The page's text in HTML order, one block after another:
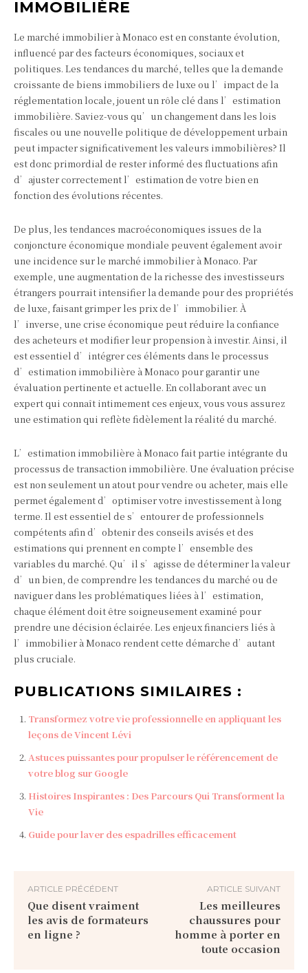
IMMOBILIÈRE
Le marché immobilier à Monaco est en constante évolution,
influencé par des facteurs économiques, sociaux et
politiques. Les tendances du marché, telles que la demande
croissante de biens immobiliers de luxe ou l’impact de la
réglementation locale, jouent un rôle clé dans l’estimation
immobilière. Saviez-vous qu’un changement dans les lois
fiscales ou une nouvelle politique de développement urbain
peut impacter significativement les valeurs immobilières? Il
est donc primordial de rester informé des fluctuations afin
d’ajuster correctement l’estimation de votre bien en
fonction des évolutions récentes.
De plus, les tendances macroéconomiques issues de la
conjoncture économique mondiale peuvent également avoir
une incidence sur le marché immobilier à Monaco. Par
exemple, une augmentation de la richesse des investisseurs
étrangers pourrait intensifier la demande pour des propriétés
de luxe, faisant grimper les prix de l’immobilier. À
l’inverse, une crise économique peut réduire la confiance
des acheteurs et modifier leur propension à investir. Ainsi, il
est essentiel d’intégrer ces éléments dans le processus
d’estimation immobilière à Monaco pour garantir une
évaluation pertinente et actuelle. En collaborant avec un
expert qui connaît intimement ces enjeux, vous vous assurez
une estimation qui reflète fidèlement la réalité du marché.
L’estimation immobilière à Monaco fait partie intégrante du
processus de transaction immobilière. Une évaluation précise
est non seulement un atout pour vendre ou acheter, mais elle
permet également d’optimiser votre investissement à long
terme. Il est essentiel de s’entourer de professionnels
compétents afin d’obtenir des conseils avisés et des
estimations qui prennent en compte l’ensemble des
variables du marché. Qu’il s’agisse de déterminer la valeur
d’un bien, de comprendre les tendances du marché ou de
naviguer dans les problématiques liées à l’estimation,
chaque élément doit être soigneusement examiné pour
prendre une décision éclairée. Les enjeux financiers liés à
l’immobilier à Monaco rendent cette démarche d’autant
plus cruciale.
PUBLICATIONS SIMILAIRES :
Transformez votre vie professionnelle en appliquant les
leçons de Vincent Lévi
Astuces puissantes pour propulser le référencement de
votre blog sur Google
Histoires Inspirantes : Des Parcours Qui Transforment la
Vie
Guide pour laver des espadrilles efficacement
ARTICLE PRÉCÉDENT
Que disent vraiment
les avis de formateurs
en ligne ?
ARTICLE SUIVANT
Les meilleures
chaussures pour
homme à porter en
toute occasion